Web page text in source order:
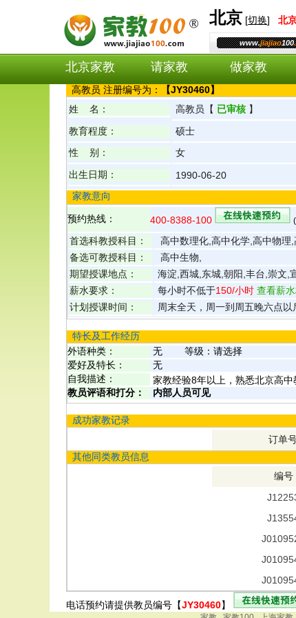
北京 [切换] 北
www.jiajiao100
北京家教 请家教 做家教
高教员 注册编号为： 【JY30460】
姓 名：
高教员 【 已审核 】
教育程度：
硕士
性 别：
女
出生日期：
1990-06-20
家教意向
预约热线： 400-8388-100
首选科教授科目：
高中数理化,高中化学,高中物理,
备选可教授科目：
高中生物,
期望授课地点：
海淀,西城,东城,朝阳,丰台,崇文,
薪水要求：
每小时不低于150/小时 查看薪
计划授课时间：
周末全天，周一到周五晚六点以
特长及工作经历
外语种类：
无 等级： 请选择
爱好及特长：
无
自我描述：
家教经验8年以上，熟悉北京高
教员评语和打分：
内部人员可见
成功家教记录
订单
其他同类教员信息
编号
电话预约请提供教员编号【JY30460】